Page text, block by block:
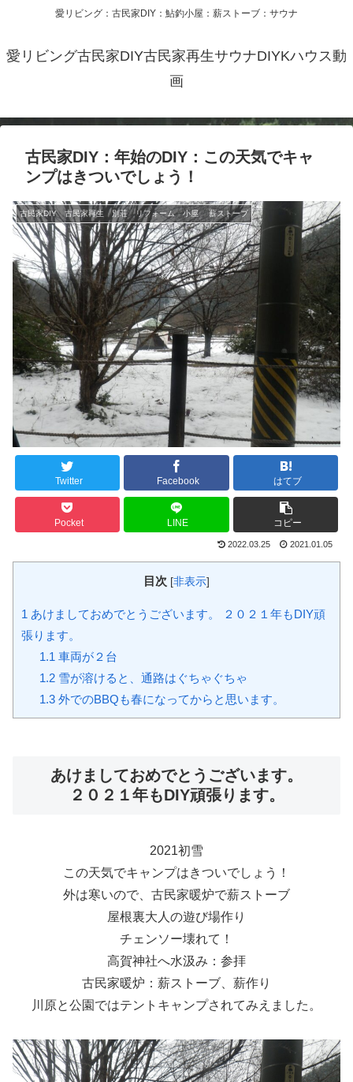
愛リビング：古民家DIY：鮎釣小屋：薪ストーブ：サウナ
愛リビング古民家DIY古民家再生サウナDIYKハウス動
画
古民家DIY：年始のDIY：この天気でキャ
ンプはきついでしょう！
古民家DIY 古民家再生 別荘 リフォーム 小屋 薪ストーブ
Twitter Facebook はてブ
Pocket LINE コピー
2022.03.25 2021.01.05
目次 [非表示]
1 あけましておめでとうございます。 ２０２１年もDIY頑
張ります。
1.1 車両が２台
1.2雪が溶けると、通路はぐちゃぐちゃ
1.3外でのBBQも春になってからと思います。
あけましておめでとうございます。
２０２１年もDIY頑張ります。
2021初雪
この天気でキャンプはきついでしょう！
外は寒いので、古民家暖炉で薪ストーブ
屋根裏大人の遊び場作り
チェンソー壊れて！
高賀神社へ水汲み：参拝
古民家暖炉：薪ストーブ、薪作り
川原と公園ではテントキャンプされてみえました。